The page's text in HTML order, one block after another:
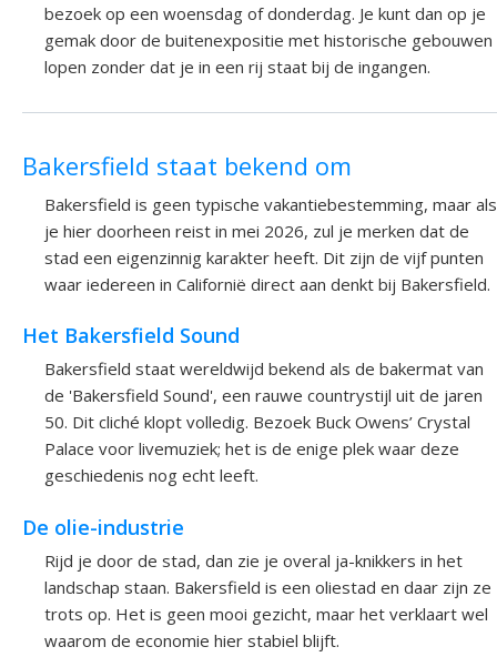
bezoek op een woensdag of donderdag. Je kunt dan op je
gemak door de buitenexpositie met historische gebouwen
lopen zonder dat je in een rij staat bij de ingangen.
Bakersfield staat bekend om
Bakersfield is geen typische vakantiebestemming, maar als
je hier doorheen reist in mei 2026, zul je merken dat de
stad een eigenzinnig karakter heeft. Dit zijn de vijf punten
waar iedereen in Californië direct aan denkt bij Bakersfield.
Het Bakersfield Sound
Bakersfield staat wereldwijd bekend als de bakermat van
de 'Bakersfield Sound', een rauwe countrystijl uit de jaren
50. Dit cliché klopt volledig. Bezoek Buck Owens’ Crystal
Palace voor livemuziek; het is de enige plek waar deze
geschiedenis nog echt leeft.
De olie-industrie
Rijd je door de stad, dan zie je overal ja-knikkers in het
landschap staan. Bakersfield is een oliestad en daar zijn ze
trots op. Het is geen mooi gezicht, maar het verklaart wel
waarom de economie hier stabiel blijft.